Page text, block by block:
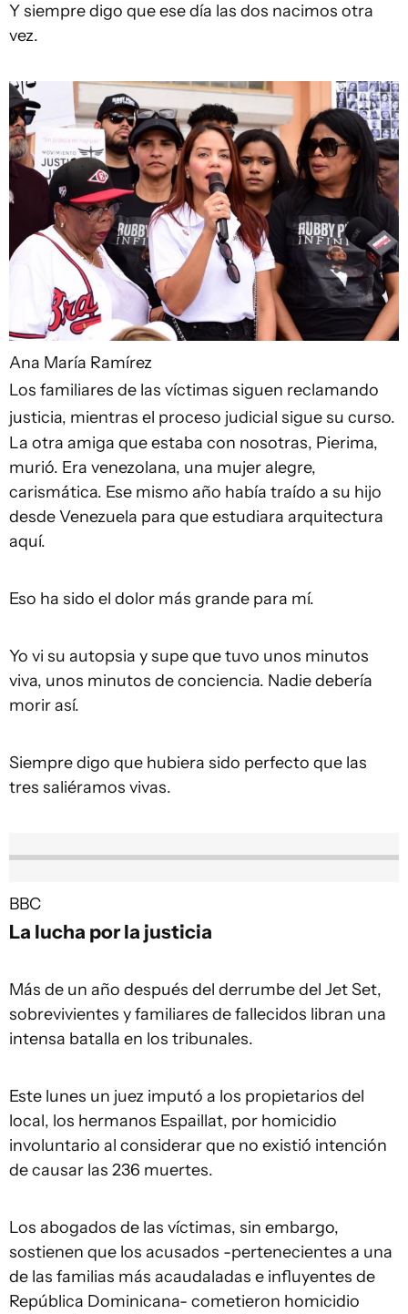
Y siempre digo que ese día las dos nacimos otra
vez.
Ana María Ramírez
Los familiares de las víctimas siguen reclamando
justicia, mientras el proceso judicial sigue su curso.
La otra amiga que estaba con nosotras, Pierima,
murió. Era venezolana, una mujer alegre,
carismática. Ese mismo año había traído a su hijo
desde Venezuela para que estudiara arquitectura
aquí.
Eso ha sido el dolor más grande para mí.
Yo vi su autopsia y supe que tuvo unos minutos
viva, unos minutos de conciencia. Nadie debería
morir así.
Siempre digo que hubiera sido perfecto que las
tres saliéramos vivas.
BBC
La lucha por la justicia
Más de un año después del derrumbe del Jet Set,
sobrevivientes y familiares de fallecidos libran una
intensa batalla en los tribunales.
Este lunes un juez imputó a los propietarios del
local, los hermanos Espaillat, por homicidio
involuntario al considerar que no existió intención
de causar las 236 muertes.
Los abogados de las víctimas, sin embargo,
sostienen que los acusados -pertenecientes a una
de las familias más acaudaladas e influyentes de
República Dominicana- cometieron homicidio